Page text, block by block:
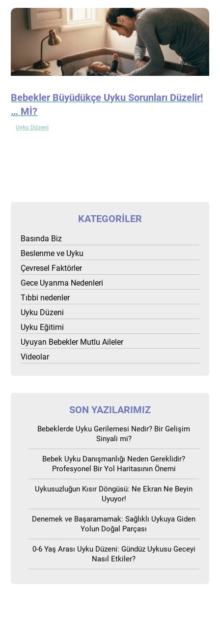
Bebekler Büyüdükçe Uyku Sorunları Düzelir!
… Mİ?
Uyku Düzeni
KATEGORILER
Basında Biz
Beslenme ve Uyku
Çevresel Faktörler
Gece Uyanma Nedenleri
Tıbbi nedenler
Uyku Düzeni
Uyku Eğitimi
Uyuyan Bebekler Mutlu Aileler
Videolar
SON YAZILARIMIZ
Bebeklerde Uyku Gerilemesi Nedir? Bir Gelişim
Sinyali mi?
Bebek Uyku Danışmanlığı Neden Gereklidir?
Profesyonel Bir Yol Haritasının Önemi
Uykusuzluğun Kısır Döngüsü: Ne Ekran Ne Beyin
Uyuyor!
Denemek ve Başaramamak: Sağlıklı Uykuya Giden
Yolun Doğal Parçası
0-6 Yaş Arası Uyku Düzeni: Gündüz Uykusu Geceyi
Nasıl Etkiler?